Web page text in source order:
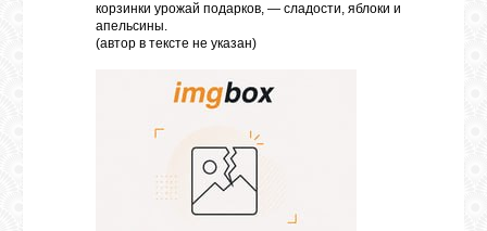
корзинки урожай подарков, — сладости, яблоки и
апельсины.
(автор в тексте не указан)